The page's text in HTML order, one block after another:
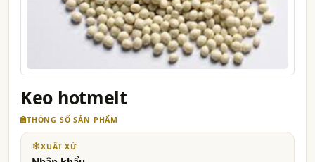
Keo hotmelt
THÔNG SỐ SẢN PHẨM
XUẤT XỨ